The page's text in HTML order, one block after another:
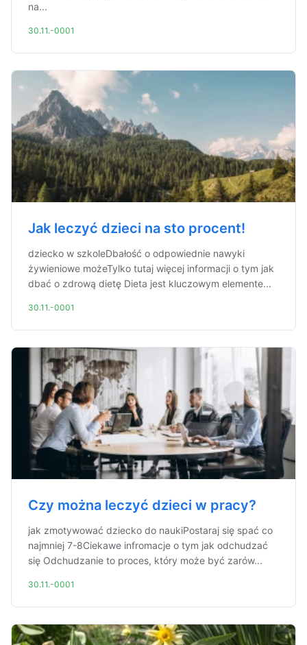
na...
30.11.-0001
Jak leczyć dzieci na sto procent!
dziecko w szkoleDbałość o odpowiednie nawyki
żywieniowe możeTylko tutaj więcej informacji o tym jak
dbać o zdrową dietę Dieta jest kluczowym elemente...
30.11.-0001
Czy można leczyć dzieci w pracy?
jak zmotywować dziecko do naukiPostaraj się spać co
najmniej 7-8Ciekawe infromacje o tym jak odchudzać
się Odchudzanie to proces, który może być zarów...
30.11.-0001